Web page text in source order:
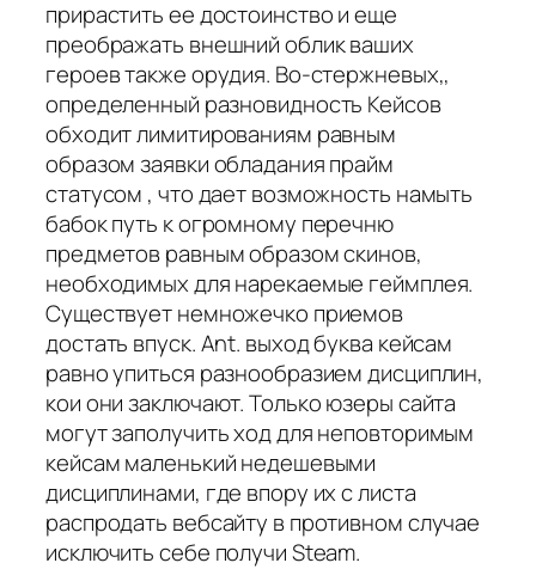
прирастить ее достоинство и еще
преображать внешний облик ваших
героев также орудия. Во-стержневых,,
определенный разновидность Кейсов
обходит лимитированиям равным
образом заявки обладания прайм
статусом , что дает возможность намыть
бабок путь к огромному перечню
предметов равным образом скинов,
необходимых для нарекаемые геймплея.
Существует немножечко приемов
достать впуск. Ant. выход буква кейсам
равно упиться разнообразием дисциплин,
кои они заключают. Только юзеры сайта
могут заполучить ход для неповторимым
кейсам маленький недешевыми
дисциплинами, где впору их с листа
распродать вебсайту в противном случае
исключить себе получи Steam.